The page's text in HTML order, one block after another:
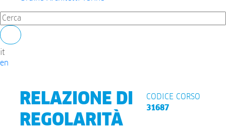
it
en
CODICE CORSO
31687
RELAZIONE DI
REGOLARITÀ